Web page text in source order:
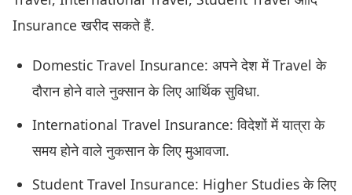
Insurance खरीद सकते हैं.
Domestic Travel Insurance: अपने देश में Travel के
दौरान होने वाले नुक्सान के लिए आर्थिक सुविधा.
International Travel Insurance: विदेशों में यात्रा के
समय होने वाले नुकसान के लिए मुआवजा.
Student Travel Insurance: Higher Studies के लिए